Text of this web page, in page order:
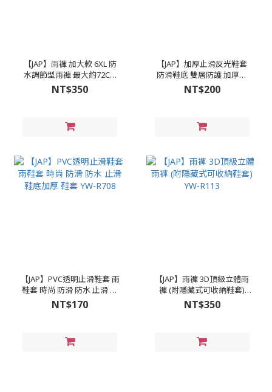
【JAP】雨褲 加大款 6XL 防
水調節型雨褲 最大約72CM
約40腰 YW-R600
NT$350
【JAP】加厚止滑反光鞋套
防滑鞋底 雙層防護 加厚型
好收納 止滑 反光 鞋套 YW-
R712
NT$200
【JAP】PVC透明止滑鞋套 雨
鞋套 時尚 防滑 防水 止滑 鞋
底加厚 鞋套 YW-R708
NT$170
【JAP】雨褲 3D頂級立體雨
褲 (附隱藏式可收納鞋套)
YW-R113
NT$350